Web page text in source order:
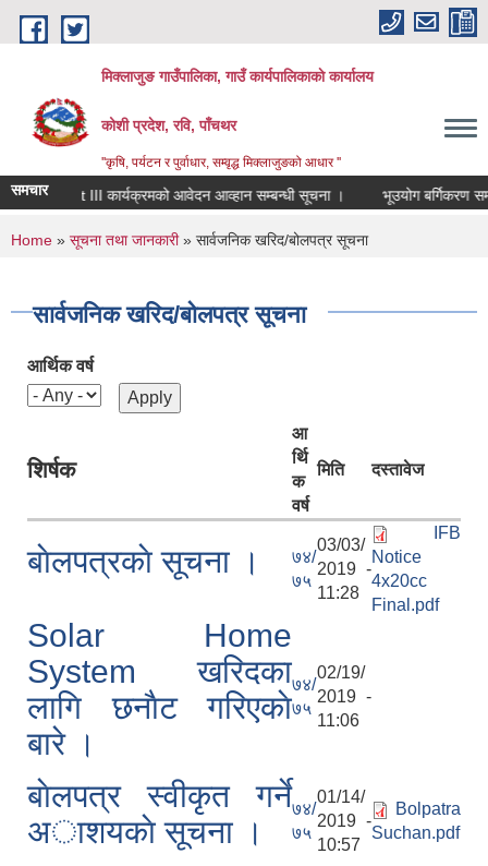
Skip to main content
मिक्लाजुङ गाउँपालिका, गाउँ कार्यपालिकाकाे कार्यालय
कोशी प्रदेश, रवि, पाँचथर
''कृषि, पर्यटन र पुर्वाधार, सम्वृद्ध मिक्लाजुङको आधार ''
समचार Returnee Innovators for Nepal) RIN cohort III कार्यक्रमको आवेदन आव्हान सम्बन्धी सूचना । भूउयोग बर्गिकरण
You are here
Home » सूचना तथा जानकारी» सार्वजनिक खरिद/बोलपत्र सूचना
सार्वजनिक खरिद/बोलपत्र सूचना
आर्थिक वर्ष
शिर्षक
आ
र्थि
क
वर्ष
मिति दस्तावेज
बाेलपत्रकाे सूचना ।
७४/
७५
03/03/
2019 -
11:28
IFB
Notice
4x20cc
Final.pdf
Solar Home
System खरिदका
लागि छनाैट गरिएकाे
बारे ।
७४/
७५
02/19/
2019 -
11:06
बाेलपत्र स्वीकृत गर्ने
अाशयकाे सूचना ।
७४/
७५
01/14/
2019 -
10:57
Bolpatra
Suchan.pdf